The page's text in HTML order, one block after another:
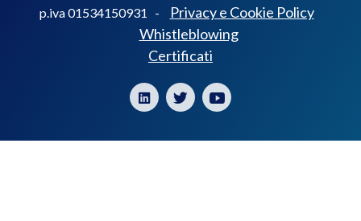
p.iva 01534150931 -
Privacy e Cookie Policy
Whistleblowing
Certificati